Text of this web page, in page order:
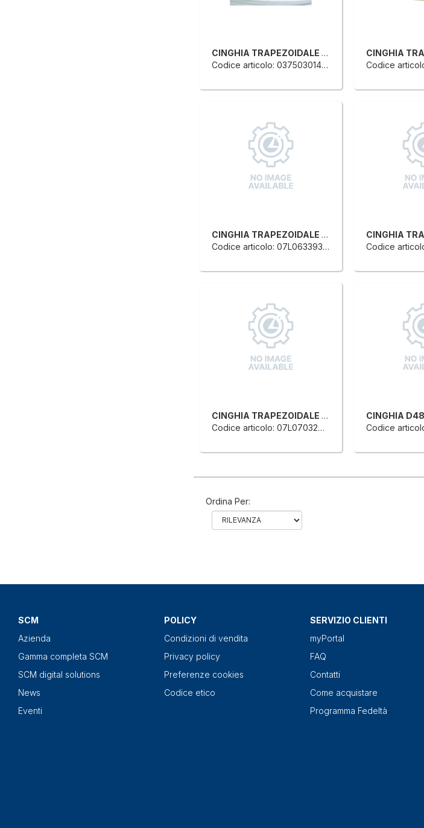
CINGHIA TRAPEZOIDALE PER TRASPORTO ANELLO CHIUSO
Codice articolo: 0375030145L
Codice articolo:
CINGHIA TRAPEZOIDALE PER TRASPORTO ANELLO CHIUSO
Codice articolo: 07L0633930E
Codice articolo:
CINGHIA TRAPEZOIDALE PER TRASPORTO ANELLO CHIUSO
Codice articolo: 07L0703290A
Codice
Ordina Per:
SCM
Azienda
Gamma completa SCM
SCM digital solutions
News
Eventi
POLICY
Condizioni di vendita
Privacy policy
Preferenze cookies
Codice etico
SERVIZIO CLIENTI
myPortal
FAQ
Contatti
Come acquistare
Programma Fedeltà